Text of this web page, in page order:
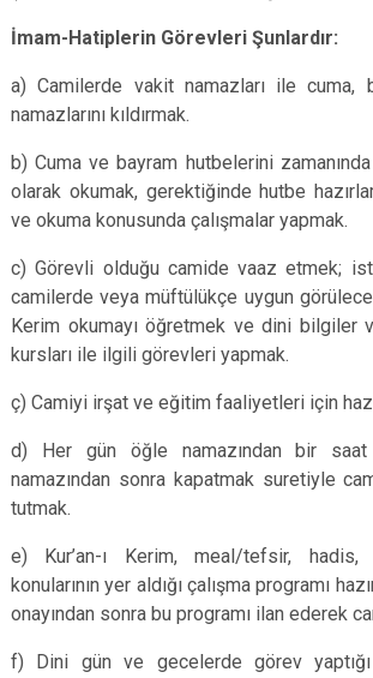
İmam-Hatiplerin Görevleri Şunlardır:
a) Camilerde vakit namazları ile cuma,
namazlarını kıldırmak.
b) Cuma ve bayram hutbelerini
olarak okumak, gerektiğinde hutbe
ve okuma konusunda çalışmalar yapmak.
c) Görevli olduğu camide vaaz etmek;
camilerde veya müftülükçe uygun
Kerim okumayı öğretmek ve dini bilgiler
kursları ile ilgili görevleri yapmak.
ç) Camiyi irşat ve eğitim faaliyetleri için
d) Her gün öğle namazından bir saat
namazından sonra kapatmak suretiyle
tutmak.
e) Kur’an-ı Kerim, meal/tefsir,
konularının yer aldığı çalışma programı
onayından sonra bu programı ilan ederek
f) Dini gün ve gecelerde görev